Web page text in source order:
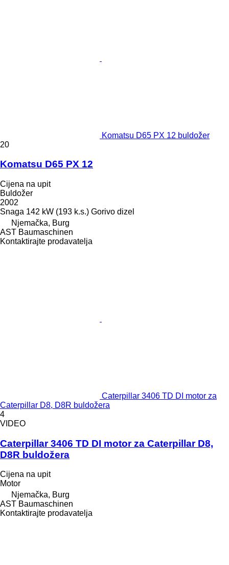
Komatsu D65 PX 12 buldožer
20
Komatsu D65 PX 12
Cijena na upit
Buldožer
2002
Snaga 142 kW (193 k.s.) Gorivo dizel
Njemačka, Burg
AST Baumaschinen
Kontaktirajte prodavatelja
Caterpillar 3406 TD DI motor za
Caterpillar D8, D8R buldožera
4
VIDEO
Caterpillar 3406 TD DI motor za Caterpillar D8,
D8R buldožera
Cijena na upit
Motor
Njemačka, Burg
AST Baumaschinen
Kontaktirajte prodavatelja